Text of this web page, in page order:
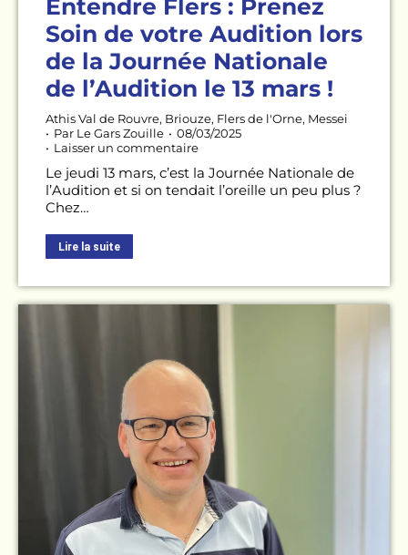
Entendre Flers : Prenez
Soin de votre Audition lors
de la Journée Nationale
de l’Audition le 13 mars !
Athis Val de Rouvre, Briouze, Flers de l'Orne, Messei
Par Le Gars Zouille
08/03/2025
Laisser un commentaire
Le jeudi 13 mars, c’est la Journée Nationale de
l’Audition et si on tendait l’oreille un peu plus ?
Chez…
Lire la suite